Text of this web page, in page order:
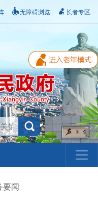
无障碍浏览 长者专区
要闻